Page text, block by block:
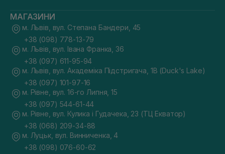
МАГАЗИНИ
м. Львів, вул. Степана Бандери, 45
+38 (098) 778-13-79
м. Львів, вул. Івана Франка, 36
+38 (097) 611-95-94
м. Львів, вул. Академіка Підстригача, 1В (Duck's Lake)
+38 (097) 101-97-16
м. Рівне, вул. 16-го Липня, 15
+38 (097) 544-61-44
м. Рівне, вул. Кулика і Гудачека, 23 (ТЦ Екватор)
+38 (068) 209-34-88
м. Луцьк, вул. Винниченка, 4
+38 (098) 076-60-62